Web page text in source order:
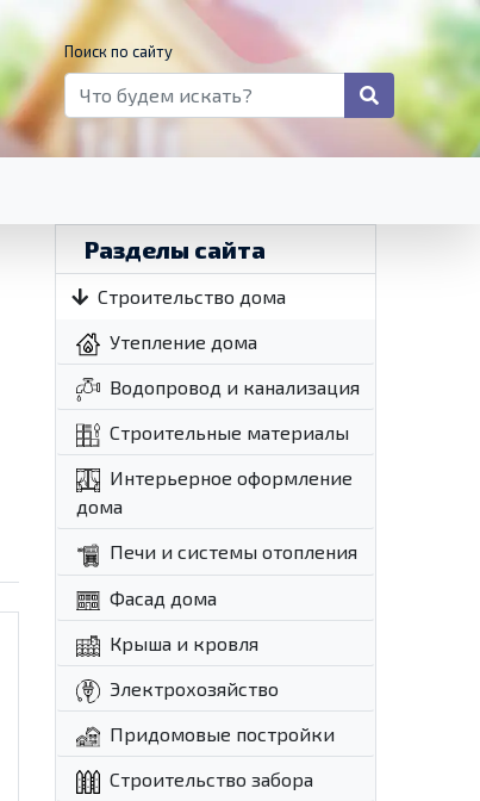
Поиск по сайту
Разделы сайта
Строительство дома
Утепление дома
Водопровод и канализация
Строительные материалы
Интерьерное оформление
дома
Печи и системы отопления
Фасад дома
Крыша и кровля
Электрохозяйство
Придомовые постройки
Строительство забора